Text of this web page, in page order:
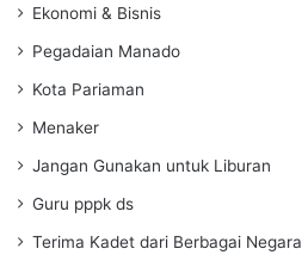
Ekonomi & Bisnis
Pegadaian Manado
Kota Pariaman
Menaker
Jangan Gunakan untuk Liburan
Guru pppk ds
Terima Kadet dari Berbagai Negara